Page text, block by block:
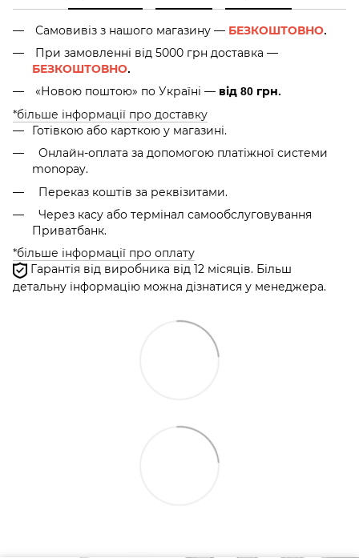
Самовивіз з нашого магазину — БЕЗКОШТОВНО.
При замовленні від 5000 грн доставка —
БЕЗКОШТОВНО.
«Новою поштою» по Україні — від 80 грн.
*більше інформації про доставку
Готівкою або карткою у магазині.
Онлайн-оплата за допомогою платіжної системи
monopay.
Переказ коштів за реквізитами.
Через касу або термінал самообслуговування
Приватбанк.
*більше інформації про оплату
Гарантія від виробника від 12 місяців. Більш
детальну інформацію можна дізнатися у менеджера.